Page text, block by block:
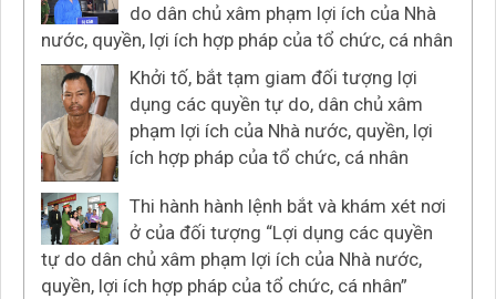
do dân chủ xâm phạm lợi ích của Nhà
nước, quyền, lợi ích hợp pháp của tổ chức, cá nhân
Khởi tố, bắt tạm giam đối tượng lợi
dụng các quyền tự do, dân chủ xâm
phạm lợi ích của Nhà nước, quyền, lợi
ích hợp pháp của tổ chức, cá nhân
Thi hành hành lệnh bắt và khám xét nơi
ở của đối tượng “Lợi dụng các quyền
tự do dân chủ xâm phạm lợi ích của Nhà nước,
quyền, lợi ích hợp pháp của tổ chức, cá nhân”